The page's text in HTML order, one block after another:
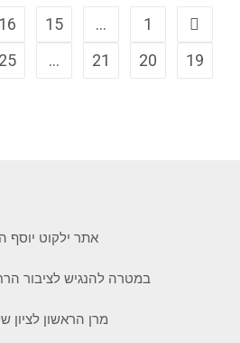
1
…
15
16
19
20
21
…
25
אתר ילקוט יוסף
במטרה להנגיש לציבור
מרן הראשון לציון